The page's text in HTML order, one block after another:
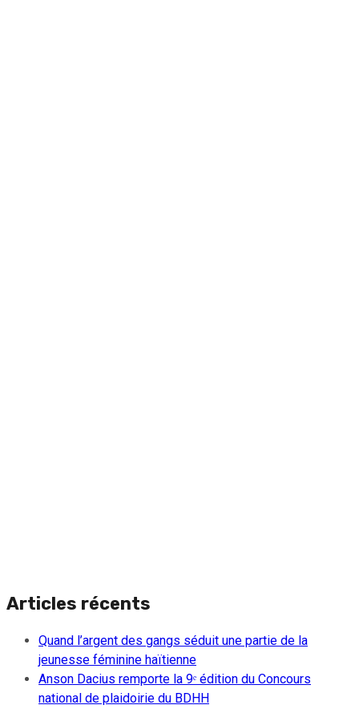
Articles récents
Quand l’argent des gangs séduit une partie de la
jeunesse féminine haïtienne
Anson Dacius remporte la 9ᵉ édition du Concours
national de plaidoirie du BDHH